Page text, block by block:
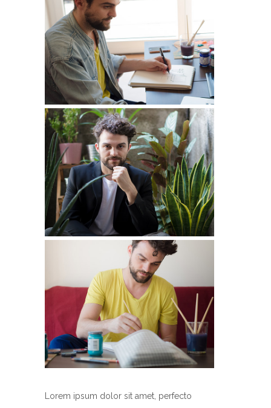
Lorem ipsum dolor sit amet, perfecto